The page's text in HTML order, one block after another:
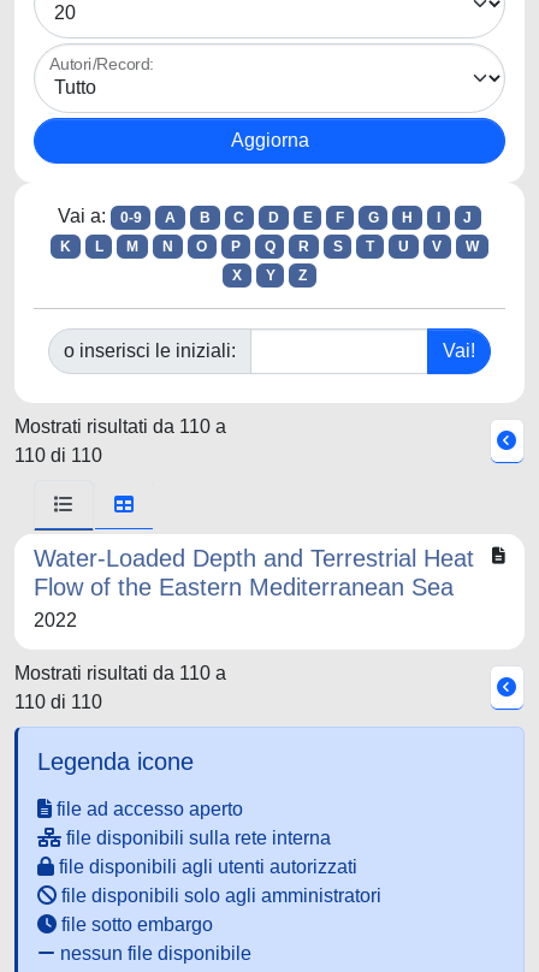
Autori/Record:
Vai a: 0-9 A B C D E F G H
J
K
L M N O P Q R S T U V
W
X
Y Z
o inserisci le iniziali:
Mostrati risultati da 110 a
110 di 110
Water-Loaded Depth and Terrestrial Heat
Flow of the Eastern Mediterranean Sea
2022
Mostrati risultati da 110 a
110 di 110
Legenda icone
file ad accesso aperto
file disponibili sulla rete interna
file disponibili agli utenti autorizzati
file disponibili solo agli amministratori
file sotto embargo
nessun file disponibile